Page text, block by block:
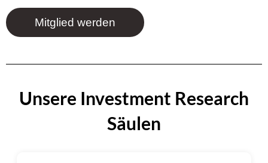
Mitglied werden
Unsere Investment Research
Säulen